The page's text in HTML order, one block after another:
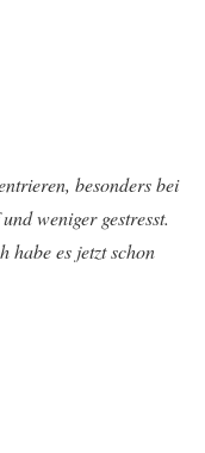
besonders bei
weniger gestresst.
habe es jetzt schon